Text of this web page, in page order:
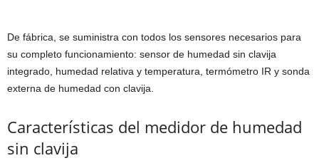
De fábrica, se suministra con todos los sensores necesarios para
su completo funcionamiento: sensor de humedad sin clavija
integrado, humedad relativa y temperatura, termómetro IR y sonda
externa de humedad con clavija.
Características del medidor de humedad
sin clavija